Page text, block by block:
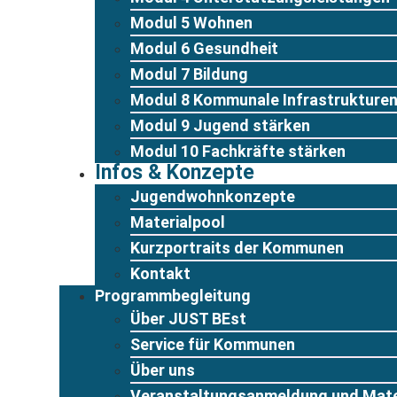
Modul 5 Wohnen
Modul 6 Gesundheit
Modul 7 Bildung
Modul 8 Kommunale Infrastrukturen
Modul 9 Jugend stärken
Modul 10 Fachkräfte stärken
Infos & Konzepte
Jugendwohnkonzepte
Materialpool
Kurzportraits der Kommunen
Kontakt
Programmbegleitung
Über JUST BEst
Service für Kommunen
Über uns